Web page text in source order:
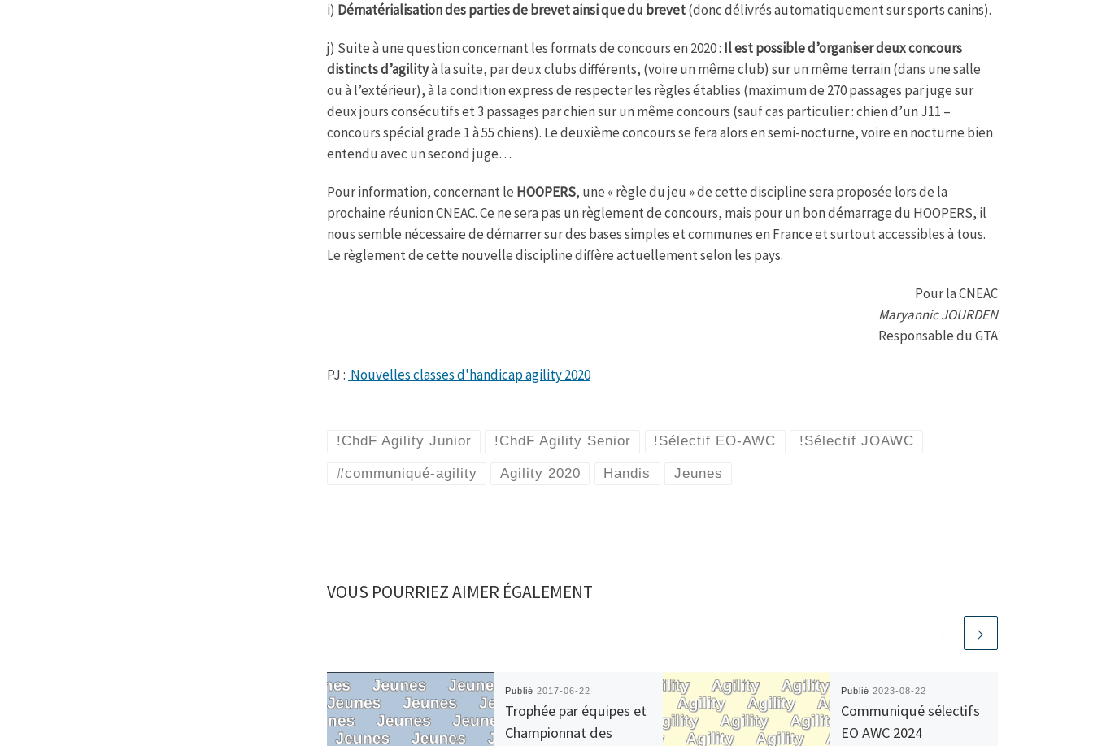
i) Dématérialisation des parties de brevet ainsi que du brevet(donc délivrés automatiquement sur sports canins).
j) Suite à une question concernant les formats de concours en 2020 : Il est possible d’organiser deux concours
distincts d’agilityà la suite, par deux clubs différents, (voire un même club) sur un même terrain (dans une salle
ou à l’extérieur), à la condition express de respecter les règles établies (maximum de 270 passages par juge sur
deux jours consécutifs et 3 passages par chien sur un même concours (sauf cas particulier : chien d’un J11 –
concours spécial grade 1 à 55 chiens). Le deuxième concours se fera alors en semi-nocturne, voire en nocturne bien
entendu avec un second juge…
Pour information, concernant le HOOPERS, une « règle du jeu » de cette discipline sera proposée lors de la
prochaine réunion CNEAC. Ce ne sera pas un règlement de concours, mais pour un bon démarrage du HOOPERS, il
nous semble nécessaire de démarrer sur des bases simples et communes en France et surtout accessibles à tous.
Le règlement de cette nouvelle discipline diffère actuellement selon les pays.
Pour la CNEAC
Maryannic JOURDEN
Responsable du GTA
PJ : Nouvelles classes d'handicap agility 2020
!ChdF Agility Junior !ChdF Agility Senior !Sélectif EO-AWC !Sélectif JOAWC
#communiqué-agility Agility 2020 Handis Jeunes
VOUS POURRIEZ AIMER ÉGALEMENT
Publié2017-06-22
Trophée par équipes et
Championnat des
Publié 2023-08-22
Communiqué sélectifs
EO AWC 2024